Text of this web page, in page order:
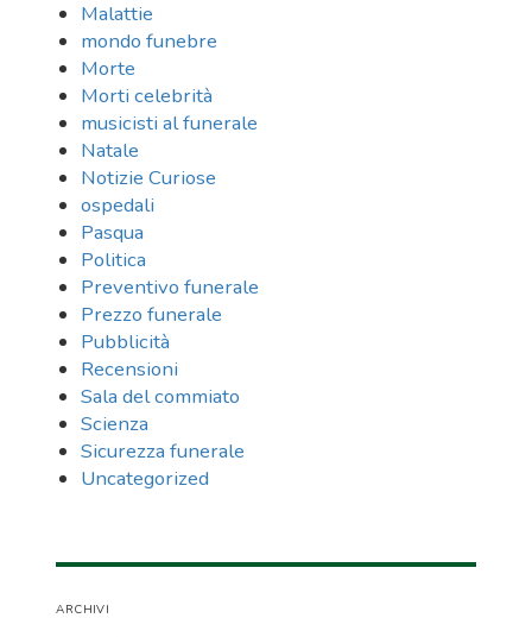
Malattie
mondo funebre
Morte
Morti celebrità
musicisti al funerale
Natale
Notizie Curiose
ospedali
Pasqua
Politica
Preventivo funerale
Prezzo funerale
Pubblicità
Recensioni
Sala del commiato
Scienza
Sicurezza funerale
Uncategorized
ARCHIVI